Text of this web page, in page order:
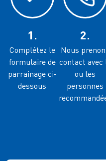
1.
Complétez le
formulaire de
parrainage ci-
dessous
2.
Nous
contact avec
ou les
personnes